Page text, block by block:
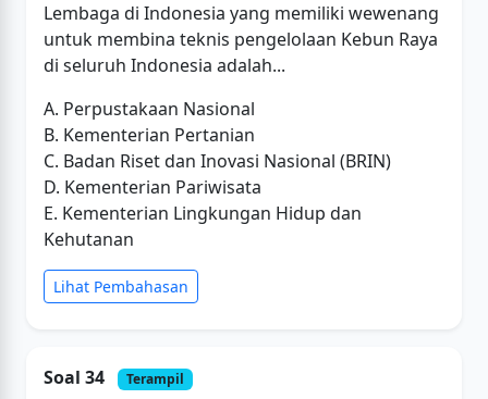
Lembaga di Indonesia yang memiliki wewenang
untuk membina teknis pengelolaan Kebun Raya
di seluruh Indonesia adalah...
A. Perpustakaan Nasional
B. Kementerian Pertanian
C. Badan Riset dan Inovasi Nasional (BRIN)
D. Kementerian Pariwisata
E. Kementerian Lingkungan Hidup dan
Kehutanan
Lihat Pembahasan
Soal 34 Terampil